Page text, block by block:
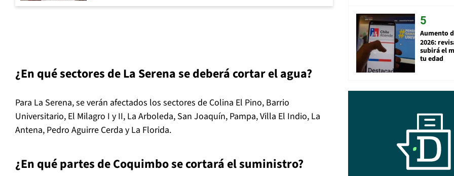
¿En qué sectores de La Serena se deberá cortar el agua?
Para La Serena, se verán afectados los sectores de Colina El Pino, Barrio
Universitario, El Milagro I y II, La Arboleda, San Joaquín, Pampa, Villa El Indio, La
Antena, Pedro Aguirre Cerda y La Florida.
¿En qué partes de Coquimbo se cortará el suministro?
Aumento
2026:
subirá el
tu edad